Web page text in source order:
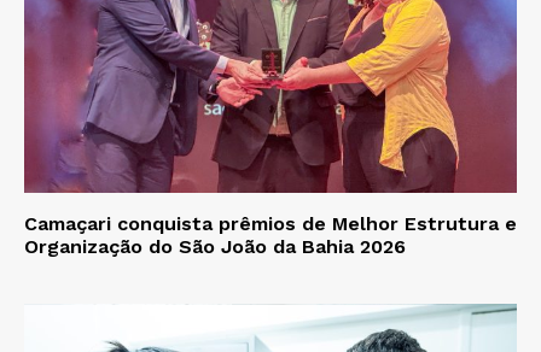
Camaçari conquista prêmios de Melhor Estrutura e
Organização do São João da Bahia 2026